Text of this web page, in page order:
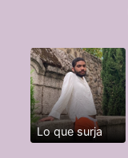
Lo que surja